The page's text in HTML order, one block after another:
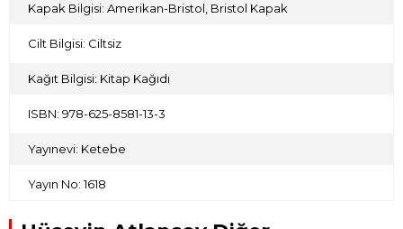
Kapak Bilgisi: Amerikan-Bristol, Bristol Kapak
Cilt Bilgisi: Ciltsiz
Kağıt Bilgisi: Kitap Kağıdı
ISBN: 978-625-8581-13-3
Yayınevi: Ketebe
Yayın No: 1618